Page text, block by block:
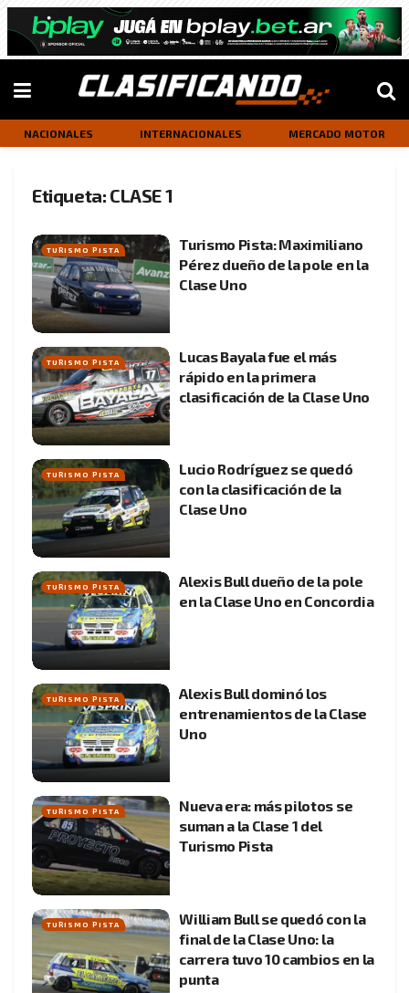
NACIONALES INTERNACIONALES MERCADO MOTOR
Etiqueta: CLASE 1
TURISMO PISTA
Turismo Pista: Maximiliano
Pérez dueño de la pole en la
Clase Uno
TURISMO PISTA
Lucas Bayala fue el más
rápido en la primera
clasificación de la Clase Uno
TURISMO PISTA
Lucio Rodríguez se quedó
con la clasificación de la
Clase Uno
TURISMO PISTA
Alexis Bull dueño de la pole
en la Clase Uno en Concordia
TURISMO PISTA
Alexis Bull dominó los
entrenamientos de la Clase
Uno
TURISMO PISTA
Nueva era: más pilotos se
suman a la Clase 1 del
Turismo Pista
TURISMO PISTA
William Bull se quedó con la
final de la Clase Uno: la
carrera tuvo 10 cambios en la
punta